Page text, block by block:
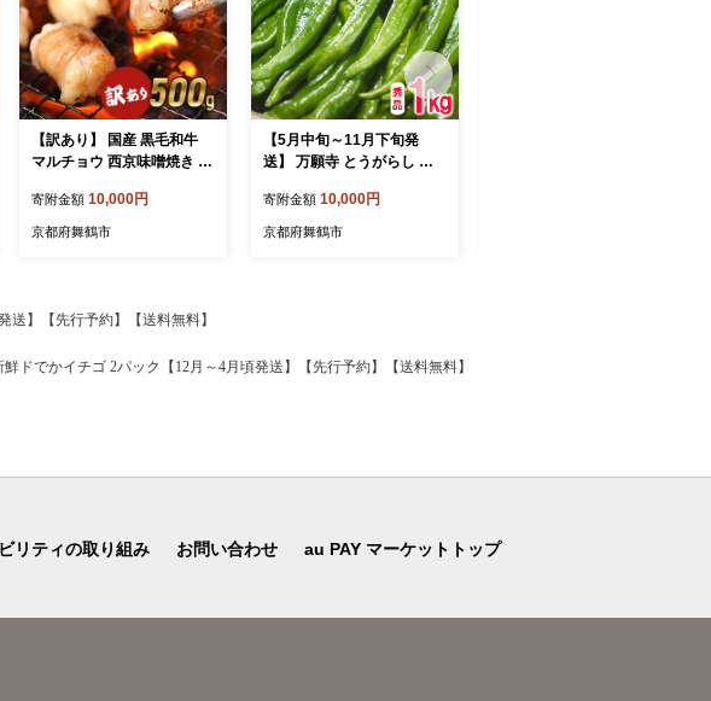
【訳あり】 国産 黒毛和牛
マルチョウ 西京味噌焼き 50
国産丸腸 ホルモン 焼肉 焼
き肉 BBQ 西京焼き 味噌 味
寄附金額 10,000円
京都府舞鶴市
【5月中旬～11月下旬発
送】 万願寺 とうがらし 秀
おいしい 肉厚 甘い 旬 採れ
たて 箱入り 伝統野菜 バー
唐辛子 唐辛子 ご当地野菜
地場産品 地場野菜 野菜 発
寄附金額 10,000円
京都府舞鶴市
送】【先行予約】【送料無料】
ドでかイチゴ 2パック【12月～4月頃発送】【先行予約】【送料無料】
リティの取り組み お問い合わせ au PAY マーケットトップ